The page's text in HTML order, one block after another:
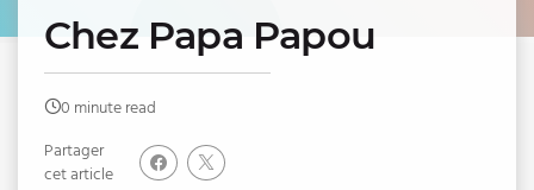
Chez Papa Papou
0 minute read
Partager
cet article